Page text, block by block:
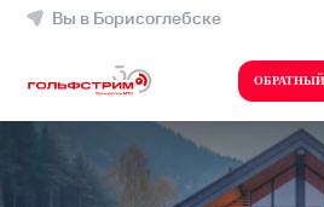
Вы в Борисоглебске